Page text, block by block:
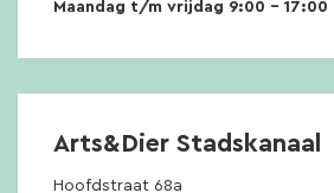
Maandag t/m vrijdag 9:00 – 17:00
Arts&Dier Stadskanaal
Hoofdstraat 68a